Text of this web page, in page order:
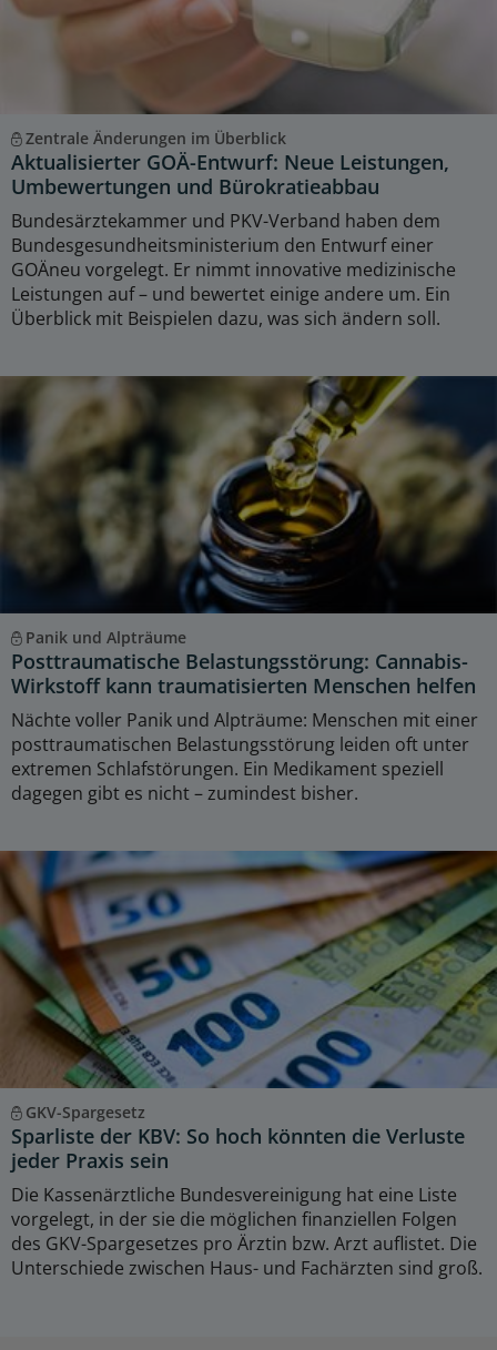
Zentrale Änderungen im Überblick
Aktualisierter GOÄ-Entwurf: Neue Leistungen,
Umbewertungen und Bürokratieabbau
Bundesärztekammer und PKV-Verband haben dem
Bundesgesundheitsministerium den Entwurf einer
GOÄneu vorgelegt. Er nimmt innovative medizinische
Leistungen auf – und bewertet einige andere um. Ein
Überblick mit Beispielen dazu, was sich ändern soll.
Panik und Alpträume
Posttraumatische Belastungsstörung: Cannabis-
Wirkstoff kann traumatisierten Menschen helfen
Nächte voller Panik und Alpträume: Menschen mit einer
posttraumatischen Belastungsstörung leiden oft unter
extremen Schlafstörungen. Ein Medikament speziell
dagegen gibt es nicht – zumindest bisher.
GKV-Spargesetz
Sparliste der KBV: So hoch könnten die Verluste
jeder Praxis sein
Die Kassenärztliche Bundesvereinigung hat eine Liste
vorgelegt, in der sie die möglichen finanziellen Folgen
des GKV-Spargesetzes pro Ärztin bzw. Arzt auflistet. Die
Unterschiede zwischen Haus- und Fachärzten sind groß.